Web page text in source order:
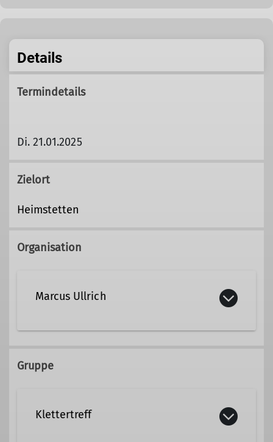
Details
Termindetails
Di. 21.01.2025
Zielort
Heimstetten
Organisation
Marcus Ullrich
Gruppe
Klettertreff